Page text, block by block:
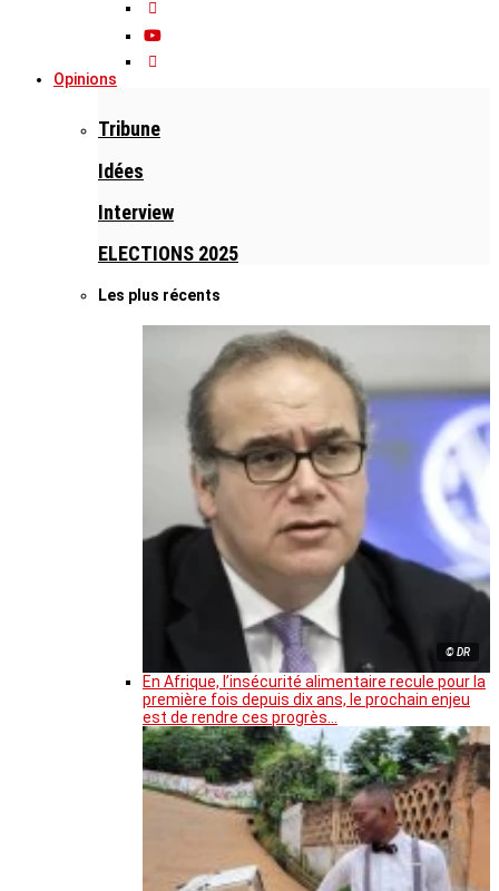
Opinions
Tribune
Idées
Interview
ELECTIONS 2025
Les plus récents
© DR
En Afrique, l’insécurité alimentaire recule pour la
première fois depuis dix ans, le prochain enjeu
est de rendre ces progrès…